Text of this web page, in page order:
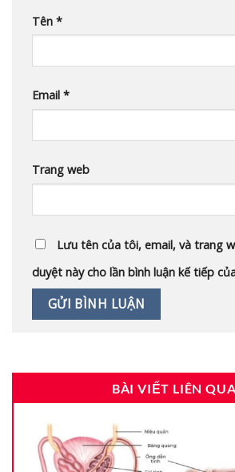
Tên *
Email *
Trang web
Lưu tên của tôi, email, và trang
duyệt này cho lần bình luận kế tiếp
BÀI VIẾT LIÊN